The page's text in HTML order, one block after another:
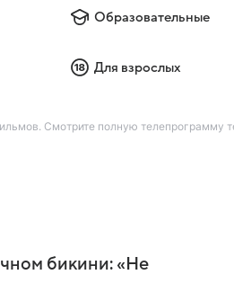
Образовательные
Для взрослых
Смотрите полную телепрограмму
бикини: «Не